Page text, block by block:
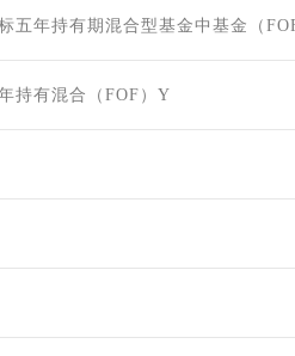
五年持有期混合型基金中基金（
持有混合（FOF）Y